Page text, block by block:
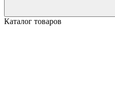
Каталог товаров